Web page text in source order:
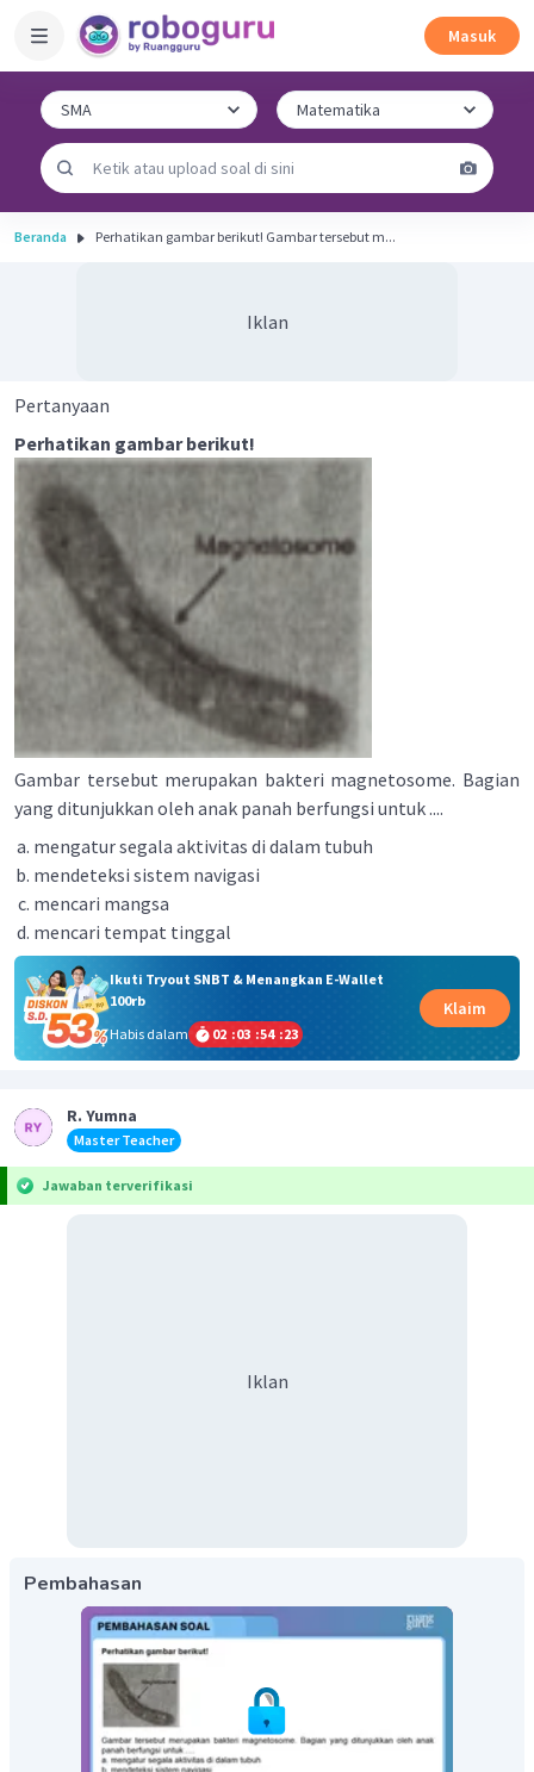
Masuk
Beranda Perhatikan gambar berikut! Gambar tersebut m...
Iklan
Pertanyaan
Perhatikan gambar berikut!
Gambar tersebut merupakan bakteri magnetosome. Bagian
yang ditunjukkan oleh anak panah berfungsi untuk ....
mengatur segala aktivitas di dalam tubuh
mendeteksi sistem navigasi
mencari mangsa
mencari tempat tinggal
Ikuti Tryout SNBT & Menangkan E-Wallet
100rb
Habis dalam
02 :03 :54 :22
Klaim
R. Yumna
Master Teacher
Jawaban terverifikasi
Iklan
Pembahasan